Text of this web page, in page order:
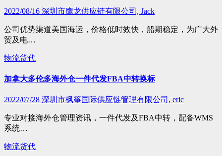
2022/08/16 深圳市鹰龙供应链有限公司, Jack
公司优势渠道美国海运，价格低时效快，船期稳定，为广大外
贸及电…
物流货代
加拿大多伦多海外仓一件代发FBA中转换标
2022/07/28 深圳市枫筝国际供应链管理有限公司, eric
专业对接海外仓管理资讯，一件代发及FBA中转，配备WMS
系统…
物流货代